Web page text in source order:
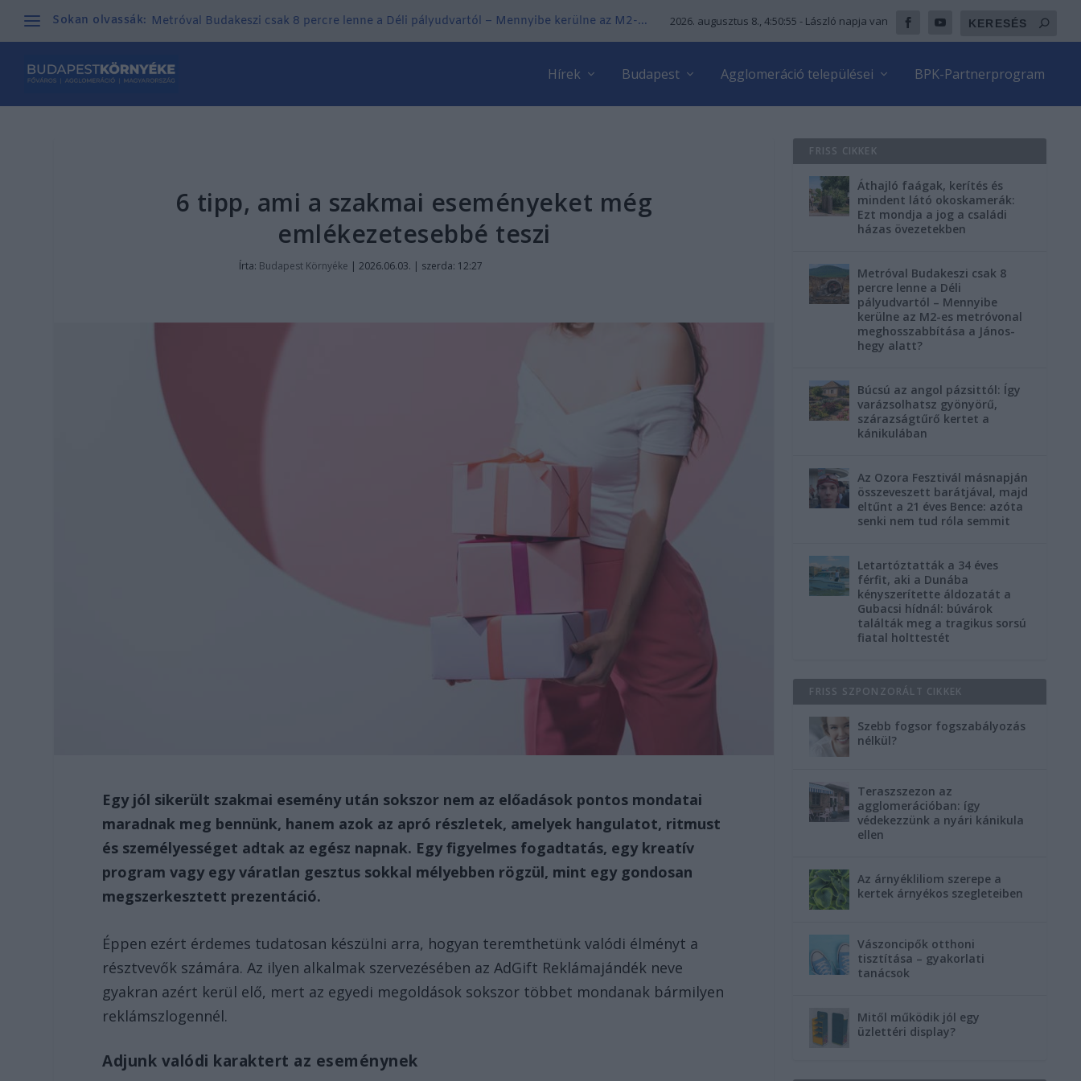
Sokan olvassák: Metróval Budakeszi csak 8 percre lenne a Déli pályudvartól – Mennyibe kerülne az M2-... 2026. augusztus 8., 4:50:56 - László napja van
Hírek Budapest Agglomeráció települései BPK-Partnerprogram
6 tipp, ami a szakmai eseményeket még
emlékezetesebbé teszi
Írta: Budapest Környéke | 2026.06.03. | szerda: 12:27
Egy jól sikerült szakmai esemény után sokszor nem az előadások pontos mondatai
maradnak meg bennünk, hanem azok az apró részletek, amelyek hangulatot, ritmust
és személyességet adtak az egész napnak. Egy figyelmes fogadtatás, egy kreatív
program vagy egy váratlan gesztus sokkal mélyebben rögzül, mint egy gondosan
megszerkesztett prezentáció.
Éppen ezért érdemes tudatosan készülni arra, hogyan teremthetünk valódi élményt a
résztvevők számára. Az ilyen alkalmak szervezésében az AdGift Reklámajándék neve
gyakran azért kerül elő, mert az egyedi megoldások sokszor többet mondanak bármilyen
reklámszlogennél.
Adjunk valódi karaktert az eseménynek
FRISS CIKKEK
Áthajló faágak, kerítés és
mindent látó okoskamerák:
Ezt mondja a jog a családi
házas övezetekben
Metróval Budakeszi csak 8
percre lenne a Déli
pályudvartól – Mennyibe
kerülne az M2-es metróvonal
meghosszabbítása a János-
hegy alatt?
Búcsú az angol pázsittól: Így
varázsolhatsz gyönyörű,
szárazságtűrő kertet a
kánikulában
Az Ozora Fesztivál másnapján
összeveszett barátjával, majd
eltűnt a 21 éves Bence: azóta
senki nem tud róla semmit
Letartóztatták a 34 éves
férfit, aki a Dunába
kényszerítette áldozatát a
Gubacsi hídnál: búvárok
találták meg a tragikus sorsú
fiatal holttestét
FRISS SZPONZORÁLT CIKKEK
Szebb fogsor fogszabályozás
nélkül?
Teraszszezon az
agglomerációban: így
védekezzünk a nyári kánikula
ellen
Az árnyékliliom szerepe a
kertek árnyékos szegleteiben
Vászoncipők otthoni
tisztítása – gyakorlati
tanácsok
Mitől működik jól egy
üzlettéri display?